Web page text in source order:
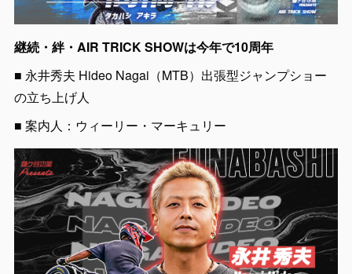
継続・絆・AIR TRICK SHOWは今年で10周年
■ 永井秀夫 Hideo Nagai（MTB）出張型ジャンプショー
の立ち上げ人
■ 案内人：ウィーリー・マーキュリー